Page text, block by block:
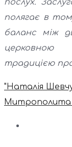
послух.
полягає в
баланс між
церковною
традицією
"Наталія
Митрополита